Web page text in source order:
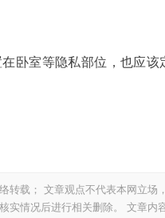
卧室等隐私部位，也应该
转载； 文章观点不代表本网立场
实情况后进行相关删除。 文章内